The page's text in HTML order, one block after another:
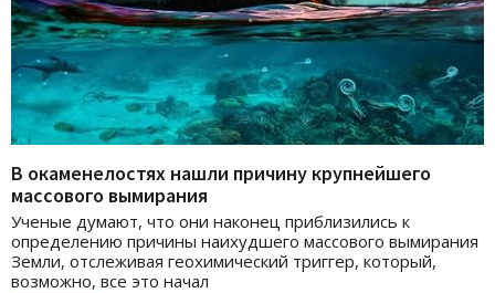
В окаменелостях нашли причину крупнейшего
массового вымирания
Ученые думают, что они наконец приблизились к
определению причины наихудшего массового вымирания
Земли, отслеживая геохимический триггер, который,
возможно, все это начал